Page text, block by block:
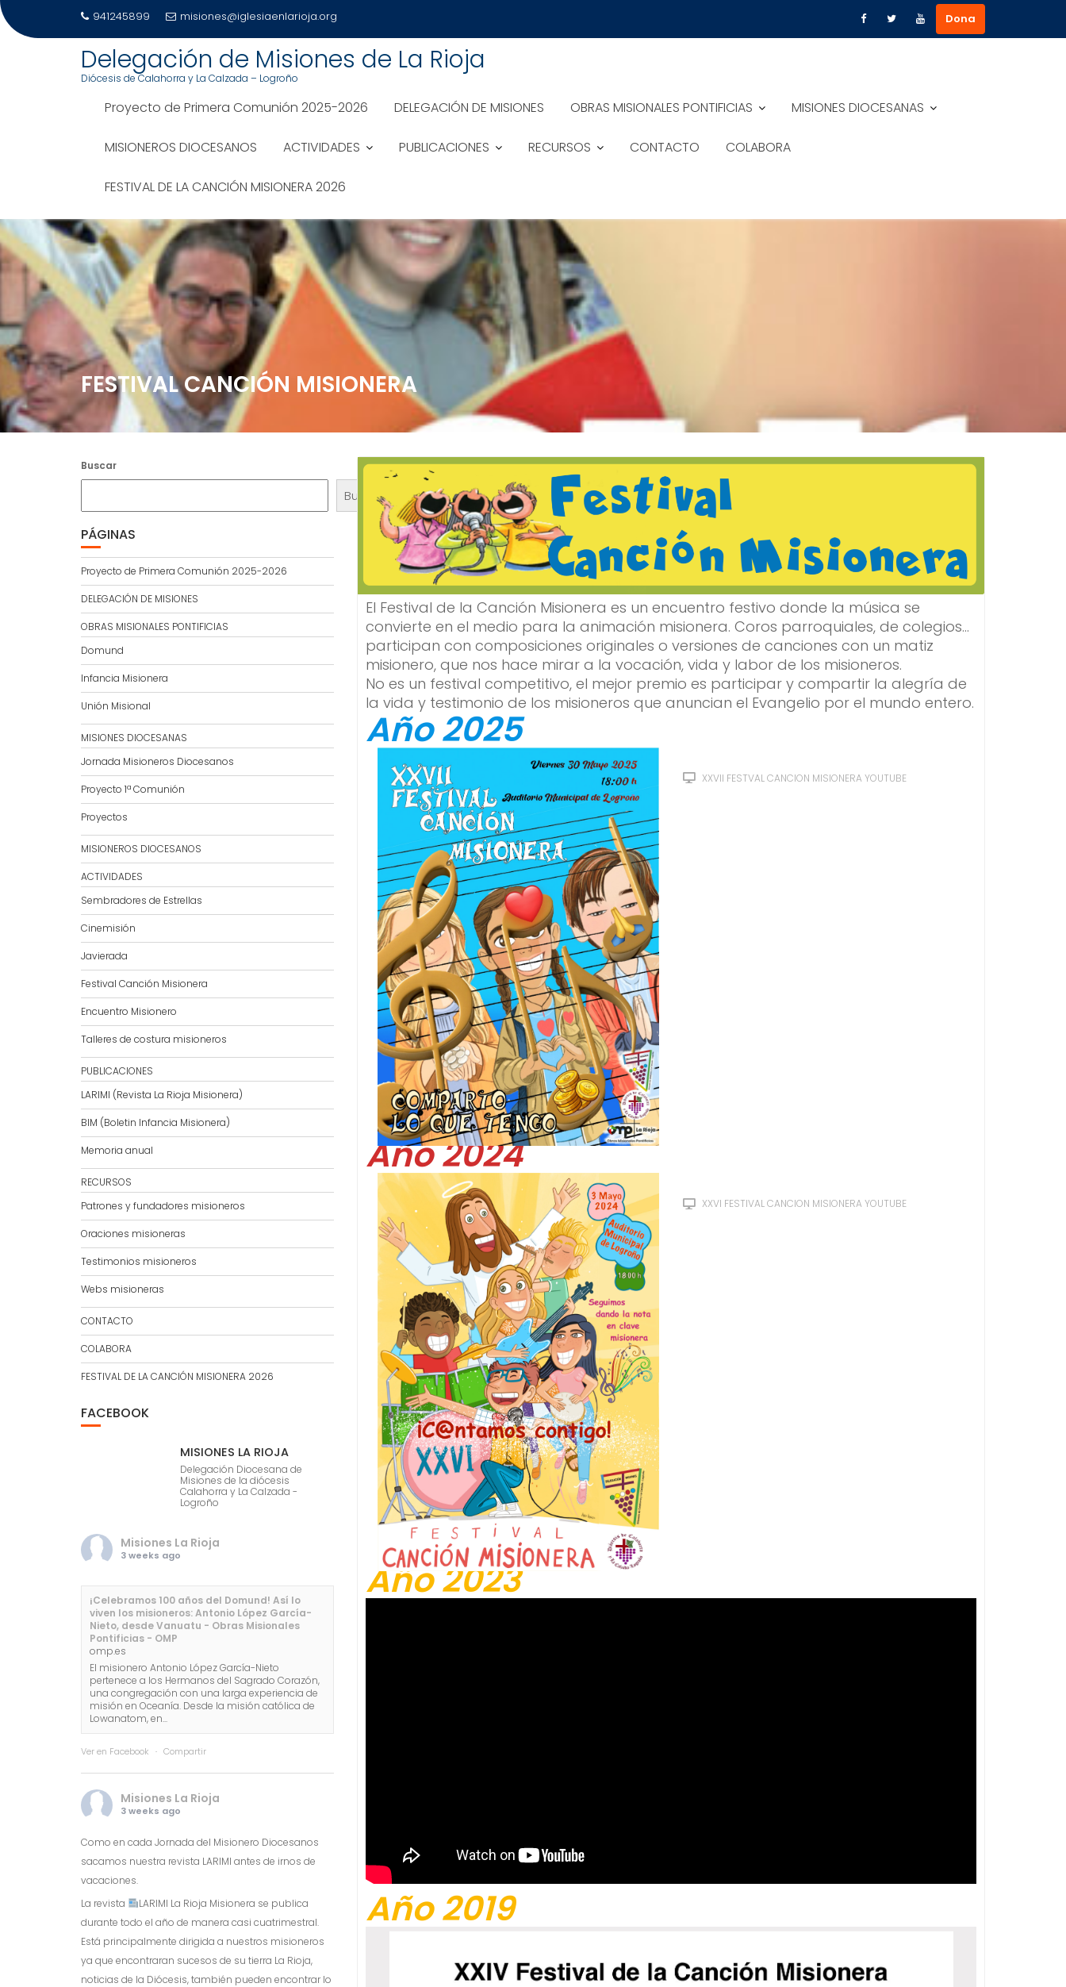
941245899 misiones@iglesiaenlarioja.org Dona
Delegación de Misiones de La Rioja
Diócesis de Calahorra y La Calzada – Logroño
Proyecto de Primera Comunión 2025-2026 DELEGACIÓN DE MISIONES OBRAS MISIONALES PONTIFICIAS MISIONES DIOCESANAS
MISIONEROS DIOCESANOS ACTIVIDADES PUBLICACIONES RECURSOS CONTACTO COLABORA
FESTIVAL DE LA CANCIÓN MISIONERA 2026
FESTIVAL CANCIÓN MISIONERA
El Festival de la Canción Misionera es un encuentro festivo donde la música se
convierte en el medio para la animación misionera. Coros parroquiales, de colegios…
participan con composiciones originales o versiones de canciones con un matiz
misionero, que nos hace mirar a la vocación, vida y labor de los misioneros.
No es un festival competitivo, el mejor premio es participar y compartir la alegría de
la vida y testimonio de los misioneros que anuncian el Evangelio por el mundo entero.
Año 2025
XXVII FESTVAL CANCION MISIONERA YOUTUBE
Año 2024
XXVI FESTIVAL CANCION MISIONERA YOUTUBE
Año 2023
Año 2019
Buscar
Buscar
PÁGINAS
Proyecto de Primera Comunión 2025-2026
DELEGACIÓN DE MISIONES
OBRAS MISIONALES PONTIFICIAS
Domund
Infancia Misionera
Unión Misional
MISIONES DIOCESANAS
Jornada Misioneros Diocesanos
Proyecto 1ª Comunión
Proyectos
MISIONEROS DIOCESANOS
ACTIVIDADES
Sembradores de Estrellas
Cinemisión
Javierada
Festival Canción Misionera
Encuentro Misionero
Talleres de costura misioneros
PUBLICACIONES
LARIMI (Revista La Rioja Misionera)
BIM (Boletin Infancia Misionera)
Memoria anual
RECURSOS
Patrones y fundadores misioneros
Oraciones misioneras
Testimonios misioneros
Webs misioneras
CONTACTO
COLABORA
FESTIVAL DE LA CANCIÓN MISIONERA 2026
FACEBOOK
MISIONES LA RIOJA
Delegación Diocesana de
Misiones de la diócesis
Calahorra y La Calzada -
Logroño
Misiones La Rioja
3 weeks ago
¡Celebramos 100 años del Domund! Así lo
viven los misioneros: Antonio López García-
Nieto, desde Vanuatu - Obras Misionales
Pontificias - OMP
omp.es
El misionero Antonio López García-Nieto
pertenece a los Hermanos del Sagrado Corazón,
una congregación con una larga experiencia de
misión en Oceanía. Desde la misión católica de
Lowanatom, en...
Ver en Facebook · Compartir
Misiones La Rioja
3 weeks ago
Como en cada Jornada del Misionero Diocesanos
sacamos nuestra revista LARIMI antes de irnos de
vacaciones.
La revista
LARIMI La Rioja Misionera se publica
durante todo el año de manera casi cuatrimestral.
Está principalmente dirigida a nuestros misioneros
ya que encontraran sucesos de su tierra La Rioja,
noticias de la Diócesis, también pueden encontrar lo